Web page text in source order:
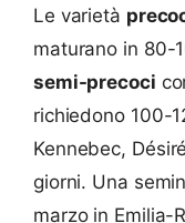
Le varietà
maturano in 80-
semi-precoci
richiedono 100-
Kennebec,
giorni. Una
marzo in Emilia-